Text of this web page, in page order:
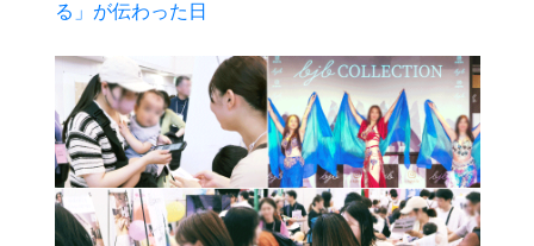
る」が伝わった日